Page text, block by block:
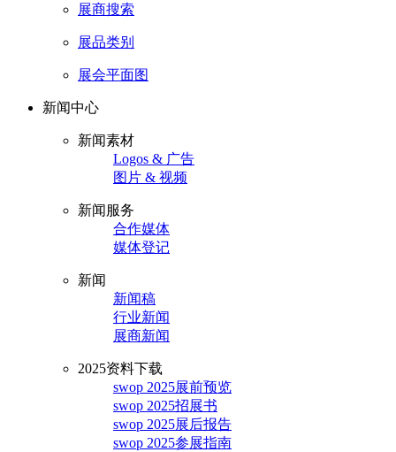
展商搜索
展品类别
展会平面图
新闻中心
新闻素材
Logos & 广告
图片 & 视频
新闻服务
合作媒体
媒体登记
新闻
新闻稿
行业新闻
展商新闻
2025资料下载
swop 2025展前预览
swop 2025招展书
swop 2025展后报告
swop 2025参展指南